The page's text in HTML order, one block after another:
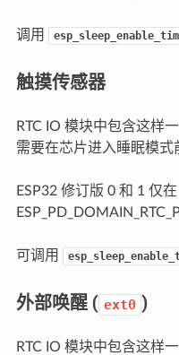
调用
触摸传感器
RTC IO 模块中包含这样
需要在芯片进入睡眠模式
ESP32 修订版 0 和 1 仅
可调用
外部唤醒 ( ext0 )
RTC IO 模块中包含这样